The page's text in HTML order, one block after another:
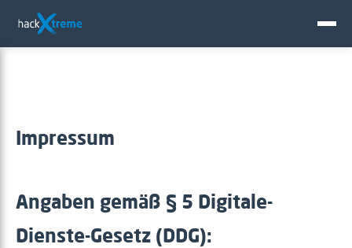
Impressum
Angaben gemäß § 5 Digitale-
Dienste-Gesetz (DDG):